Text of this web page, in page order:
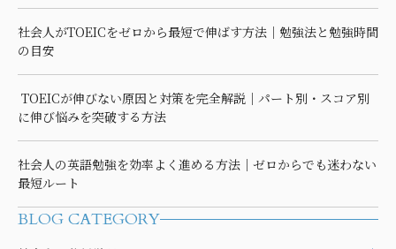
社会人がTOEICをゼロから最短で伸ばす方法｜勉強法と勉強時間
の目安
TOEICが伸びない原因と対策を完全解説｜パート別・スコア別
に伸び悩みを突破する方法
社会人の英語勉強を効率よく進める方法｜ゼロからでも迷わない
最短ルート
BLOG CATEGORY